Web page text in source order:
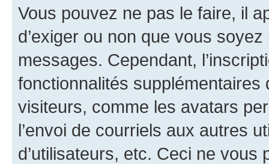
Vous pouvez ne pas le faire, il
d’exiger ou non que vous
messages. Cependant,
fonctionnalités
visiteurs, comme les avatars
l’envoi de courriels aux autres
d’utilisateurs, etc. Ceci ne vous